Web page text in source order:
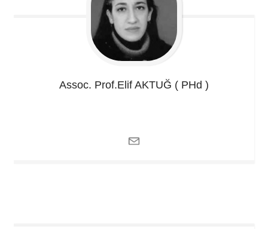
Assoc. Prof.Elif AKTUĞ ( PHd )